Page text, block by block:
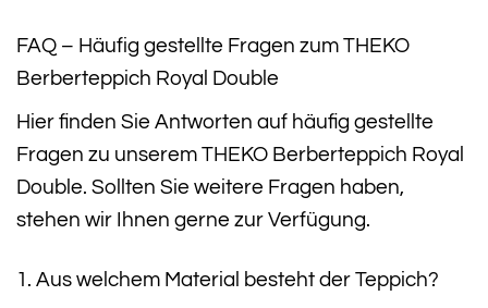
FAQ – Häufig gestellte Fragen zum THEKO
Berberteppich Royal Double
Hier finden Sie Antworten auf häufig gestellte
Fragen zu unserem THEKO Berberteppich Royal
Double. Sollten Sie weitere Fragen haben,
stehen wir Ihnen gerne zur Verfügung.
1. Aus welchem Material besteht der Teppich?